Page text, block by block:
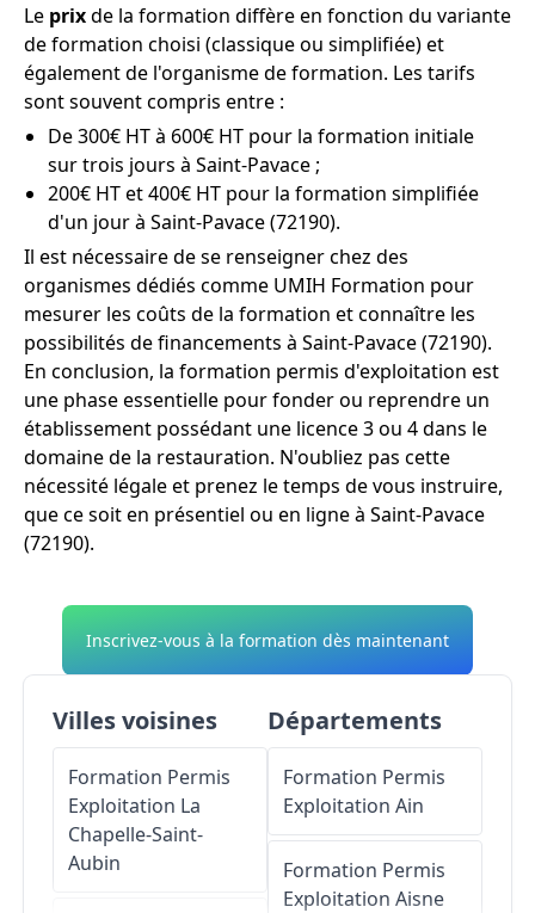
Le prixde la formation diffère en fonction du variante
de formation choisi (classique ou simplifiée) et
également de l'organisme de formation. Les tarifs
sont souvent compris entre :
De 300€ HT à 600€ HT pour la formation initiale
sur trois jours à Saint-Pavace ;
200€ HT et 400€ HT pour la formation simplifiée
d'un jour à Saint-Pavace (72190).
Il est nécessaire de se renseigner chez des
organismes dédiés comme UMIH Formation pour
mesurer les coûts de la formation et connaître les
possibilités de financements à Saint-Pavace (72190).
En conclusion, la formation permis d'exploitation est
une phase essentielle pour fonder ou reprendre un
établissement possédant une licence 3 ou 4 dans le
domaine de la restauration. N'oubliez pas cette
nécessité légale et prenez le temps de vous instruire,
que ce soit en présentiel ou en ligne à Saint-Pavace
(72190).
Inscrivez-vous à la formation dès maintenant
Villes voisines
Formation Permis
Exploitation La
Chapelle-Saint-
Aubin
Départements
Formation Permis
Exploitation Ain
Formation Permis
Exploitation Aisne